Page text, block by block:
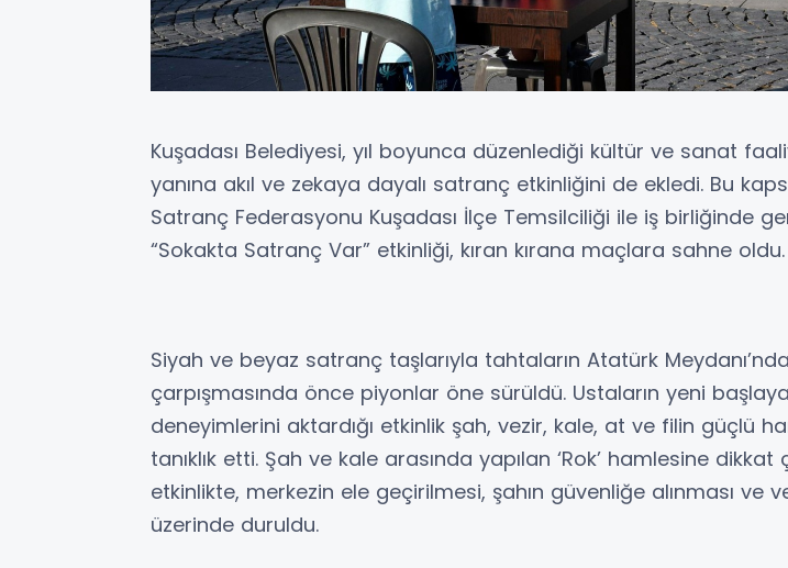
Kuşadası Belediyesi, yıl boyunca düzenlediği kültür ve sanat
yanına akıl ve zekaya dayalı satranç etkinliğini de ekledi. Bu
Satranç Federasyonu Kuşadası İlçe Temsilciliği ile iş birliğinde
“Sokakta Satranç Var” etkinliği, kıran kırana maçlara sahne oldu.
Siyah ve beyaz satranç taşlarıyla tahtaların Atatürk
çarpışmasında önce piyonlar öne sürüldü. Ustaların yeni
deneyimlerini aktardığı etkinlik şah, vezir, kale, at ve filin güçlü
tanıklık etti. Şah ve kale arasında yapılan ‘Rok’ hamlesine dikkat
etkinlikte, merkezin ele geçirilmesi, şahın güvenliğe alınması ve
üzerinde duruldu.